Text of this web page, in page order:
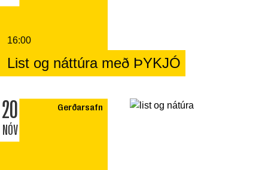
16:00
List og náttúra með ÞYKJÓ
20
NÓV
Gerðarsafn